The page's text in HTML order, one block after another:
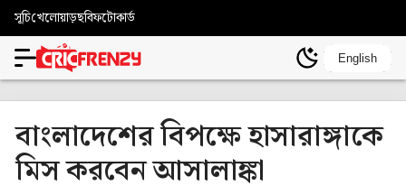
সূচিখেলোয়াড়ছবিফটোকার্ড
English
বাংলাদেশের বিপক্ষে হাসারাঙ্গাকে
মিস করবেন আসালাঙ্কা